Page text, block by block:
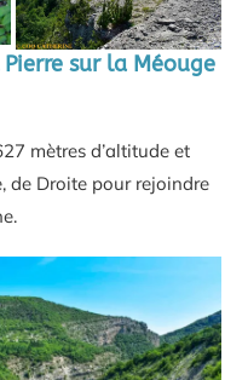
sur la Méouge
mètres d’altitude et
de Droite pour rejoindre